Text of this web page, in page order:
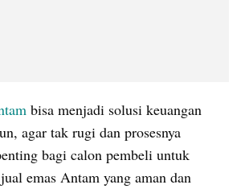
bisa menjadi solusi keuangan
agar tak rugi dan prosesnya
bagi calon pembeli untuk
emas Antam yang aman dan